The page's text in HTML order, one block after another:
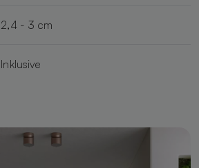
2,4 - 3 cm
Inklusive